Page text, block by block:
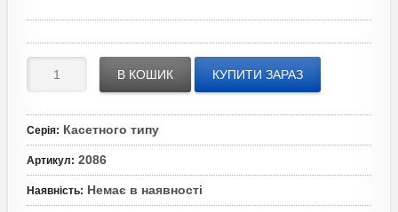
В КОШИК КУПИТИ ЗАРАЗ
Серія: Касетного типу
Артикул: 2086
Наявність: Немає в наявності